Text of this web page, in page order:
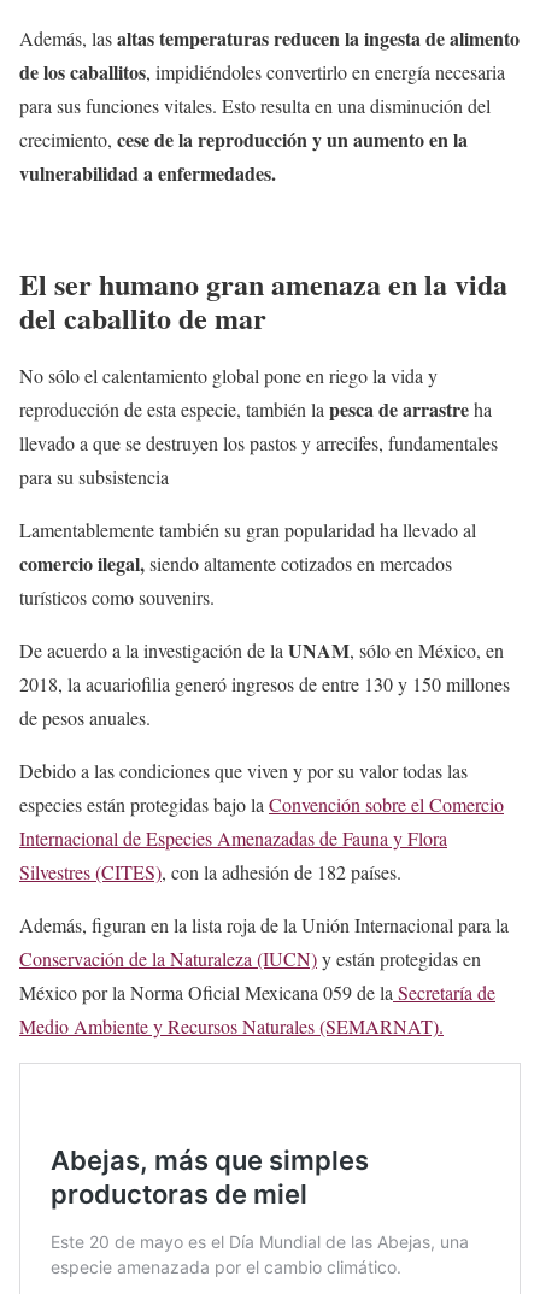
Además, lasaltas temperaturas reducen la ingesta de alimento
de los caballitos, impidiéndoles convertirlo en energía necesaria
para sus funciones vitales. Esto resulta en una disminución del
crecimiento, cese de la reproducción y un aumento en la
vulnerabilidad a enfermedades.
El ser humano gran amenaza en la vida
del caballito de mar
No sólo el calentamiento global pone en riego la vida y
reproducción de esta especie, también la pesca de arrastreha
llevado a que se destruyen los pastos y arrecifes, fundamentales
para su subsistencia
Lamentablemente también su gran popularidad ha llevado al
comercio ilegal,siendo altamente cotizados en mercados
turísticos como souvenirs.
De acuerdo a la investigación de la UNAM, sólo en México, en
2018, la acuariofilia generó ingresos de entre 130 y 150 millones
de pesos anuales.
Debido a las condiciones que viven y por su valor todas las
especies están protegidas bajo la Convención sobre el Comercio
Internacional de Especies Amenazadas de Fauna y Flora
Silvestres (CITES), con la adhesión de 182 países.
Además, figuran en la lista roja de la Unión Internacional para la
Conservación de la Naturaleza (IUCN)y están protegidas en
México por la Norma Oficial Mexicana 059 de la Secretaría de
Medio Ambiente y Recursos Naturales (SEMARNAT).